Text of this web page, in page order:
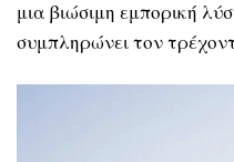
μια βιώσιμη εμπορική
συμπληρώνει τον